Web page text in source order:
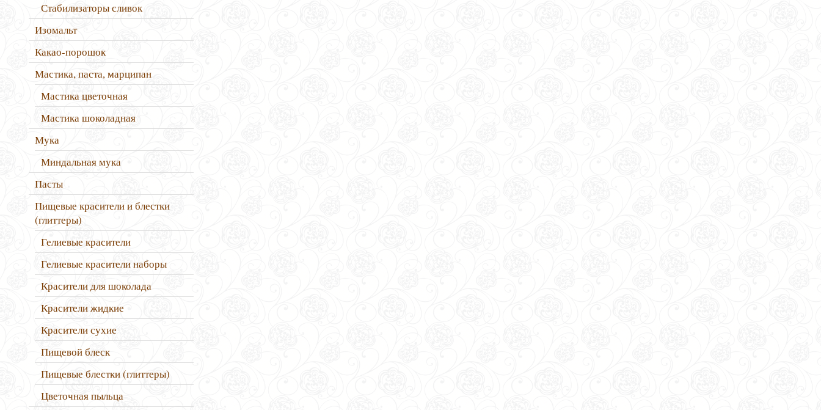
Стабилизаторы сливок
Изомальт
Какао-порошок
Мастика, паста, марципан
Мастика цветочная
Мастика шоколадная
Мука
Миндальная мука
Пасты
Пищевые красители и блестки
(глиттеры)
Гелиевые красители
Гелиевые красители наборы
Красители для шоколада
Красители жидкие
Красители сухие
Пищевой блеск
Пищевые блестки (глиттеры)
Цветочная пыльца